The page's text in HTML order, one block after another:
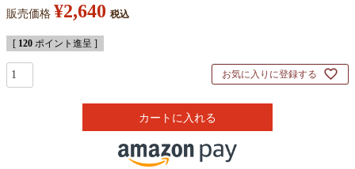
販売価格 ¥2,640 税込
[ 120 ポイント進呈 ]
お気に入りに登録する
カートに入れる